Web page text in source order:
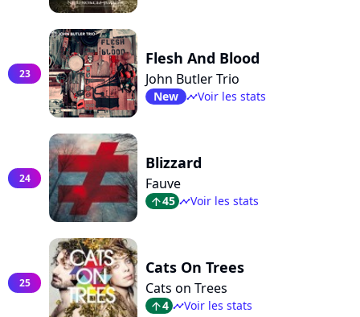
23
Flesh And Blood
John Butler Trio
New timelineVoir les stats
24
Blizzard
Fauve
arrow_top45 timelineVoir les stats
25
Cats On Trees
Cats on Trees
arrow_top4 timelineVoir les stats